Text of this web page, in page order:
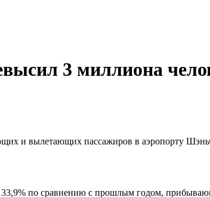
3 миллиона
и вылетающих пассажиров в аэропорту
по сравнению с прошлым годом,